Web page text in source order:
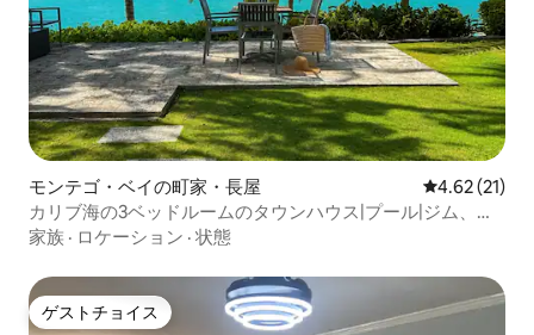
モンテゴ・ベイの町家・長屋 レビュー21
4.62 (21)
カリブ海の3ベッドルームのタウンハウス|プール|ジム、ビ
ーチまで徒歩圏内
家族 · ロケーション · 状態
ゲストチョイス
ゲストチョイス